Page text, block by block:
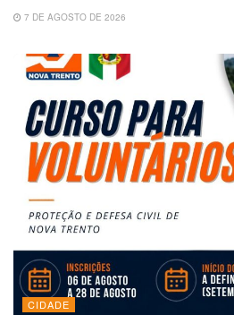
7 DE AGOSTO DE 2026
CIDADE